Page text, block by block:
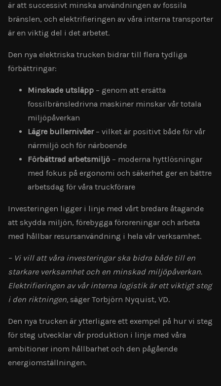
är att successivt minska användningen av fossila
bränslen, och elektrifieringen av våra interna transporter
är en viktig del i det arbetet.
Den nya elektriska trucken bidrar till flera tydliga
förbättringar:
Minskade utsläpp – genom att ersätta
fossilbränsledrivna maskiner minskar vår totala
miljöpåverkan
Lägre bullernivåer– vilket är positivt både för vår
närmiljö och för närboende
Förbättrad arbetsmiljö – moderna hyttlösningar
med fokus på ergonomi och säkerhet ger en bättre
arbetsdag för våra truckförare
Investeringen ligger i linje med vårt bredare åtagande
att skydda miljön, förebygga föroreningar och arbeta
med hållbar resursanvändning i hela vår verksamhet.
– Vi vill att våra investeringar ska bidra både till en
starkare verksamhet och en minskad miljöpåverkan.
Elektrifieringen av vår interna logistik är ett viktigt steg
i den riktningen, säger Torbjörn Nyquist, VD.
Den nya trucken är ytterligare ett exempel på hur vi steg
för steg utvecklar vår produktion i linje med våra
ambitioner inom hållbarhet och den pågående
energiomställningen.